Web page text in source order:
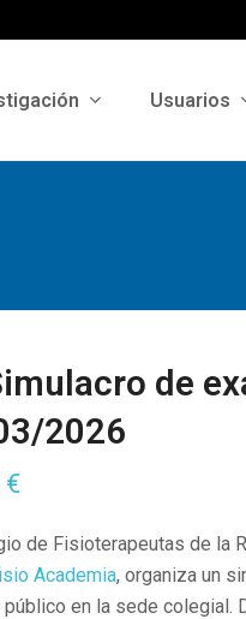
Usuarios
de
2026
€
de Fisioterapeutas de la
Academia, organiza un
en la sede colegial.